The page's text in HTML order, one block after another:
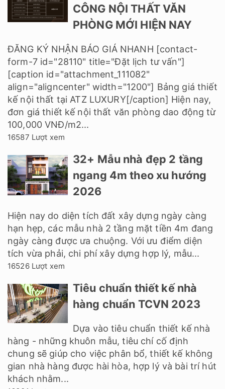
CÔNG NỘI THẤT VĂN
PHÒNG MỚI HIỆN NAY
ĐĂNG KÝ NHẬN BÁO GIÁ NHANH [contact-
form-7 id="28110" title="Đặt lịch tư vấn"]
[caption id="attachment_111082"
align="aligncenter" width="1200"] Bảng giá thiết
kế nội thất tại ATZ LUXURY[/caption] Hiện nay,
đơn giá thiết kế nội thất văn phòng dao động từ
100,000 VNĐ/m2...
16587 Lượt xem
32+ Mẫu nhà đẹp 2 tầng
ngang 4m theo xu hướng
2026
Hiện nay do diện tích đất xây dựng ngày càng
hạn hẹp, các mẫu nhà 2 tầng mặt tiền 4m đang
ngày càng được ưa chuộng. Với ưu điểm diện
tích vừa phải, chi phí xây dựng hợp lý, mẫu...
16526 Lượt xem
Tiêu chuẩn thiết kế nhà
hàng chuẩn TCVN 2023
Dựa vào tiêu chuẩn thiết kế nhà
hàng - những khuôn mẫu, tiêu chí cố định
chung sẽ giúp cho việc phân bổ, thiết kế không
gian nhà hàng được hài hòa, hợp lý và bài trí hút
khách nhằm...